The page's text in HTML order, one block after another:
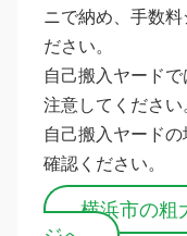
ニで納め、手数
ださい。
自己搬入ヤード
注意してください
自己搬入ヤード
確認ください。
横浜市の粗